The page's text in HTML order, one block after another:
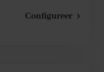
Configureer